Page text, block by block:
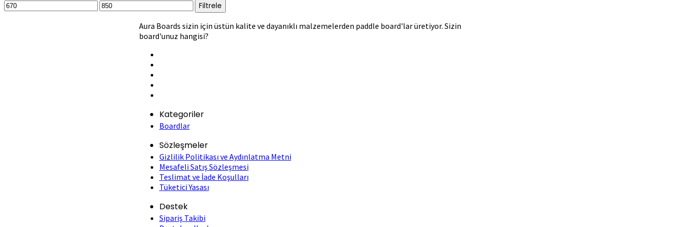
En
düşük
En
yüksek
Filtrele
Aura Boards sizin için üstün kalite ve dayanıklı malzemelerden paddle board'lar üretiyor. Sizin
board'unuz hangisi?
Kategoriler
Boardlar
Sözleşmeler
Gizlilik Politikası ve Aydınlatma Metni
Mesafeli Satış Sözleşmesi
Teslimat ve İade Koşulları
Tüketici Yasası
Destek
Sipariş Takibi